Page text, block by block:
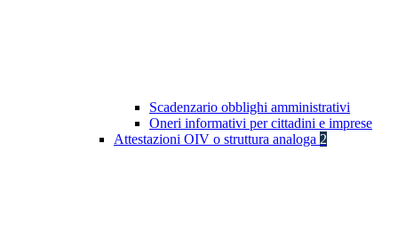
Scadenzario obblighi amministrativi
Oneri informativi per cittadini e imprese
Attestazioni OIV o struttura analoga 2